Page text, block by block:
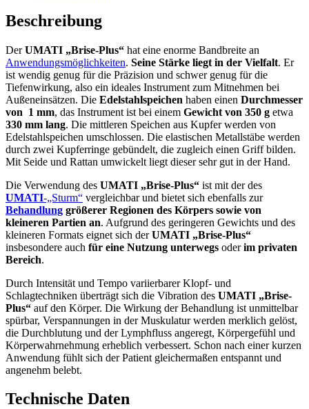
Beschreibung
DerUMATI „Brise-Plus“ hat eine enorme Bandbreite an
Anwendungsmöglichkeiten. Seine Stärke liegt in der Vielfalt. Er
ist wendig genug für die Präzision und schwer genug für die
Tiefenwirkung, also ein ideales Instrument zum Mitnehmen bei
Außeneinsätzen. Die Edelstahlspeichen haben einen Durchmesser
von 1 mm, das Instrument ist bei einem Gewicht von 350 g etwa
330 mm lang. Die mittleren Speichen aus Kupfer werden von
Edelstahlspeichen umschlossen. Die elastischen Metallstäbe werden
durch zwei Kupferringe gebündelt, die zugleich einen Griff bilden.
Mit Seide und Rattan umwickelt liegt dieser sehr gut in der Hand.
Die Verwendung des UMATI „Brise-Plus“ ist mit der des
UMATI-„Sturm“ vergleichbar und bietet sich ebenfalls zur
Behandlung größerer Regionen des Körpers sowie von
kleineren Partien an. Aufgrund des geringeren Gewichts und des
kleineren Formats eignet sich derUMATI „Brise-Plus“
insbesondere auch für eine Nutzung unterwegs oderim privaten
Bereich.
Durch Intensität und Tempo variierbarer Klopf- und
Schlagtechniken überträgt sich die Vibration des UMATI „Brise-
Plus“ auf den Körper. Die Wirkung der Behandlung ist unmittelbar
spürbar, Verspannungen in der Muskulatur werden merklich gelöst,
die Durchblutung und der Lymphfluss angeregt, Körpergefühl und
Körperwahrnehmung erheblich verbessert. Schon nach einer kurzen
Anwendung fühlt sich der Patient gleichermaßen entspannt und
angenehm belebt.
Technische Daten